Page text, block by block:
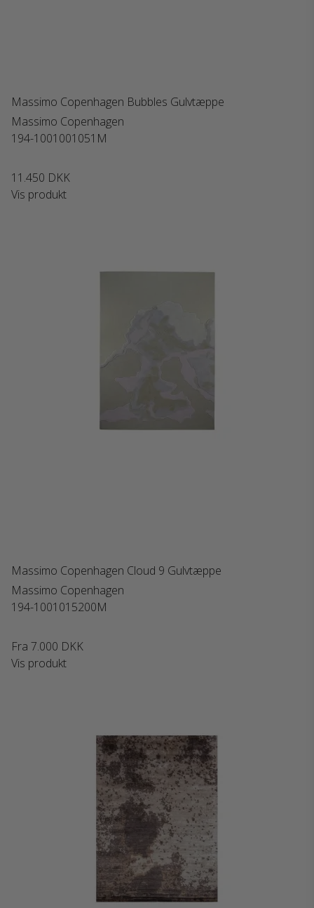
Massimo Copenhagen Bubbles Gulvtæppe
Massimo Copenhagen
194-1001001051M
11.450 DKK
Vis produkt
Massimo Copenhagen Cloud 9 Gulvtæppe
Massimo Copenhagen
194-1001015200M
Fra 7.000 DKK
Vis produkt